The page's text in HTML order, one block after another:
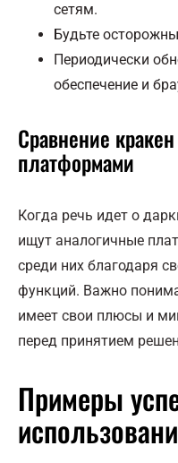
сетям.
Будьте
Периодически
обеспечение и
Сравнение
платформами
Когда речь идет о
ищут аналогичные
среди них благодаря
функций. Важно
имеет свои плюсы и
перед принятием
Примеры